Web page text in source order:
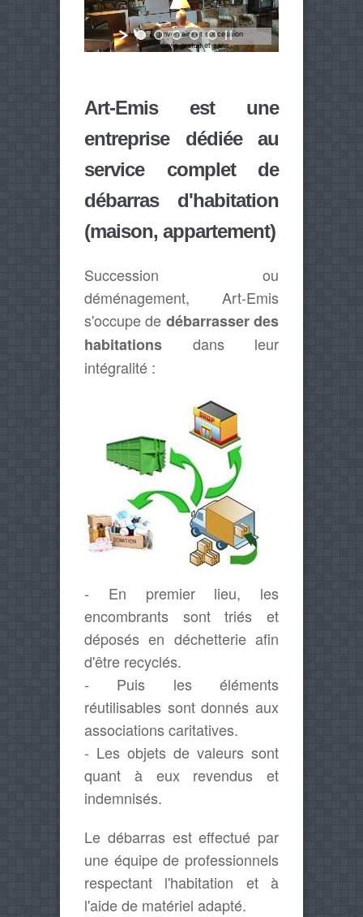
Art-Emis est une
entreprise dédiée au
service complet de
débarras d'habitation
(maison, appartement)
Succession ou
déménagement, Art-Emis
s'occupe de débarrasser des
habitations dans leur
intégralité :
- En premier lieu, les
encombrants sont triés et
déposés en déchetterie afin
d'être recyclés.
- Puis les éléments
réutilisables sont donnés aux
associations caritatives.
- Les objets de valeurs sont
quant à eux revendus et
indemnisés.
Le débarras est effectué par
une équipe de professionnels
respectant l'habitation et à
l'aide de matériel adapté.